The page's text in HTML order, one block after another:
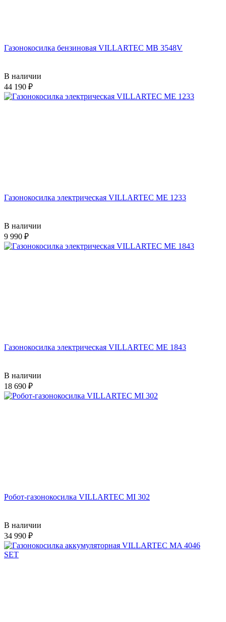
Газонокосилка бензиновая VILLARTEC MB 3548V
В наличии
44 190
Газонокосилка электрическая VILLARTEC ME 1233
В наличии
9 990
Газонокосилка электрическая VILLARTEC ME 1843
В наличии
18 690
Робот-газонокосилка VILLARTEC MI 302
В наличии
34 990